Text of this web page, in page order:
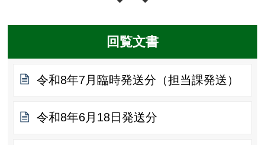
回覧文書
令和8年7月臨時発送分（担当課発送）
令和8年6月18日発送分